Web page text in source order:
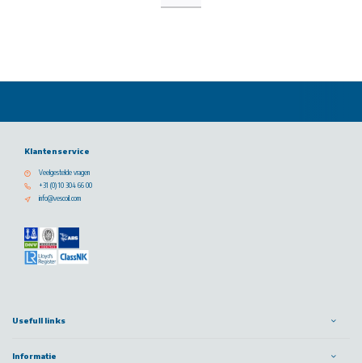
Klantenservice
Veelgestelde vragen
+31 (0) 10 304 66 00
info@vescoil.com
Usefull links
Informatie